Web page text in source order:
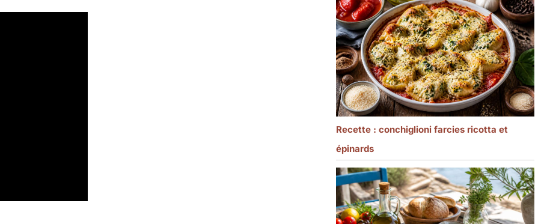
Recette : conchiglioni farcies ricotta et
épinards